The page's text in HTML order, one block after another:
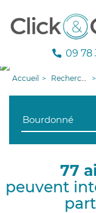
09 78
Accueil Recherche aide à domicile
77
peuvent